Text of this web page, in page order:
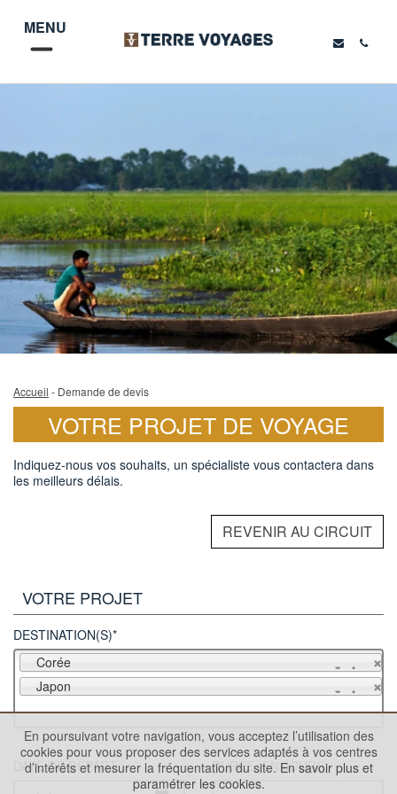
MENU
Accueil - Demande de devis
VOTRE PROJET DE VOYAGE
Indiquez-nous vos souhaits, un spécialiste vous contactera dans
les meilleurs délais.
REVENIR AU CIRCUIT
VOTRE PROJET
DESTINATION(S)*
Corée
Japon
DATE DE DÉPART DURÉE (EN JOURS)
En poursuivant votre navigation, vous acceptez l’utilisation des
cookies pour vous proposer des services adaptés à vos centres
d’intérêts et mesurer la fréquentation du site. En savoir plus et
paramétrer les cookies.